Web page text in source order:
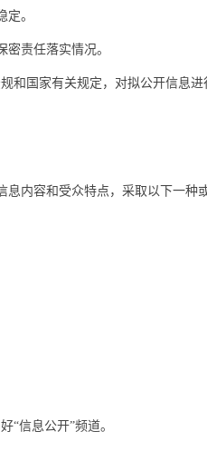
。
责任落实情况。
国家有关规定，对拟公开信息进
内容和受众特点，采取以下一种
信息公开”频道。